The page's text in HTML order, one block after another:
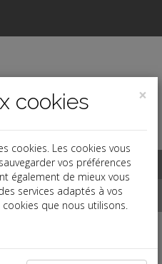
×
cookies
cookies. Les cookies vous
vos préférences
également de mieux vous
services adaptés à vos
que nous utilisons.